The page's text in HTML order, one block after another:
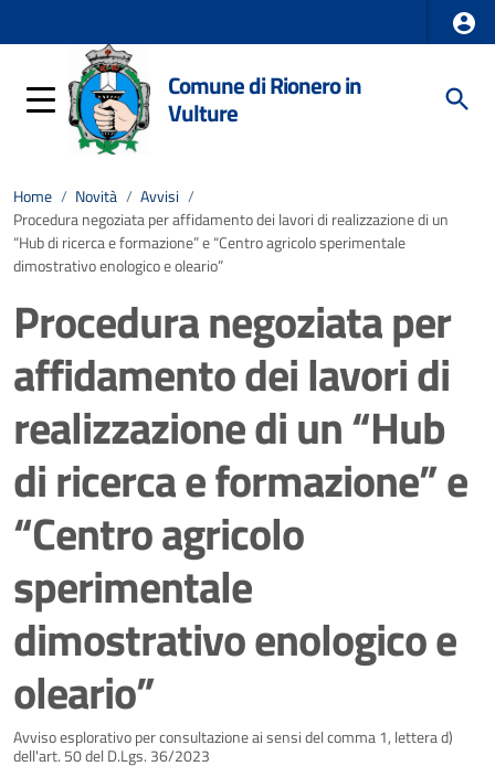
Comune di Rionero in
Vulture
Home / Novità / Avvisi /
Procedura negoziata per affidamento dei lavori di realizzazione di un
“Hub di ricerca e formazione” e “Centro agricolo sperimentale
dimostrativo enologico e oleario”
Procedura negoziata per
affidamento dei lavori di
realizzazione di un “Hub
di ricerca e formazione” e
“Centro agricolo
sperimentale
dimostrativo enologico e
oleario”
Dettagli della notizia
Avviso esplorativo per consultazione ai sensi del comma 1, lettera d)
dell'art. 50 del D.Lgs. 36/2023